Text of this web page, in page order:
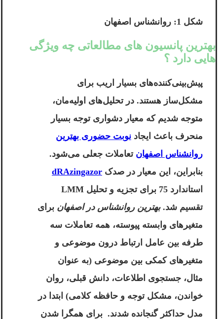
شکل 1: روانشناس اصفهان
بهترین پانسیون های مطالعاتی چه ویژگی
هایی دارد ؟
پیش‌بینی‌کننده‌های بسیار اریب برای
مشکل‌ساز هستند. در تحلیل‌های اولیه‌مان،
متوجه شدیم که معیار دشواری توجه بسیار
منحرف باعث ایجاد نوبت حضوری بهترین
روانشناس اصفهان تعاملات جعلی می‌شود.
بنابراین، این معیار در صدک dRAzingazor
استاندارد 75 برای تجزیه و تحلیل LMM
تقسیم شد.بهترین روانشناس در اصفهان برای
متغیرهای وابسته پیوسته، همه تعاملات سه
طرفه بین عامل ارتباط درون موضوعی و
متغیرهای کمکی بین موضوعی (به عنوان
مثال، جستجوی اطلاعات، دانش قبلی، روان
خواندن، مشکل توجه و حافظه کلامی) ابتدا در
مدل حداکثر گنجانده شدند. برای همگرا شدن